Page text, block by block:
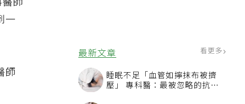
最新文章 看更多
睡眠不足「血管如擰抹布被擠
壓」 專科醫：最被忽略的抗老
師
師